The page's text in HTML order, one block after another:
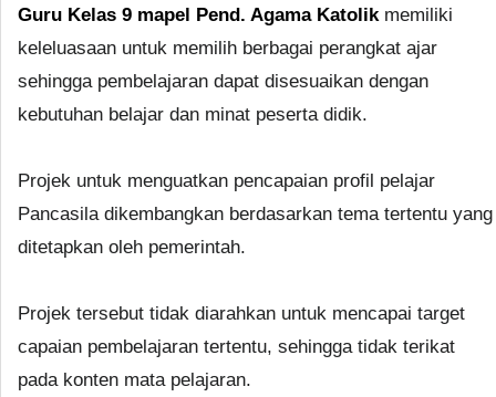
Guru Kelas 9 mapel Pend. Agama Katolikmemiliki
keleluasaan untuk memilih berbagai perangkat ajar
sehingga pembelajaran dapat disesuaikan dengan
kebutuhan belajar dan minat peserta didik.
Projek untuk menguatkan pencapaian profil pelajar
Pancasila dikembangkan berdasarkan tema tertentu yang
ditetapkan oleh pemerintah.
Projek tersebut tidak diarahkan untuk mencapai target
capaian pembelajaran tertentu, sehingga tidak terikat
pada konten mata pelajaran.